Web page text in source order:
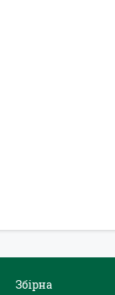
Збірна